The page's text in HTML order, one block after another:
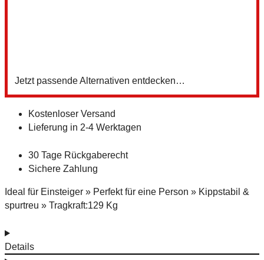
Jetzt passende Alternativen entdecken…
Kostenloser Versand
Lieferung in 2-4 Werktagen
30 Tage Rückgaberecht
Sichere Zahlung
Ideal für Einsteiger » Perfekt für eine Person » Kippstabil &
spurtreu » Tragkraft:129 Kg
Details